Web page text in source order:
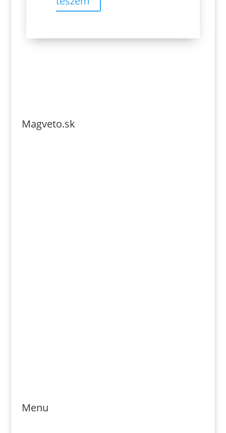
Magveto.sk
Menu